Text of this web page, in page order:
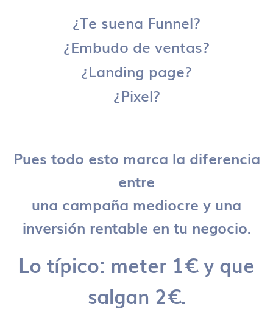
¿Te suena Funnel?
¿Embudo de ventas?
¿Landing page?
¿Pixel?
Pues todo esto marca la diferencia
entre
una campaña mediocre y una
inversión rentable en tu negocio.
Lo típico: meter 1€ y que
salgan 2€.